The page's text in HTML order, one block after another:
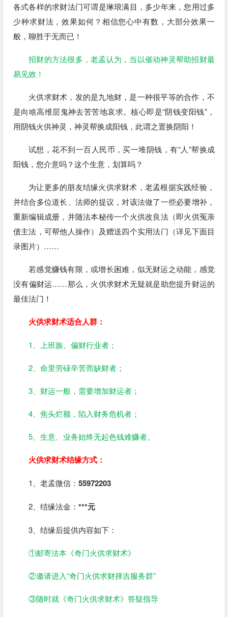
各式各样的求财法门可谓是琳琅满目，多少年来，您用过多
少种求财法，效果如何？相信您心中有数，大部分效果一
般，聊胜于无而已！
招财的方法很多，老孟认为，当以催动神灵帮助招财最
易见效！
火供求财术，发的是九地财，是一种很平等的合作，不
是向啥高维层鬼神去苦苦地哀求。核心即是“阴钱变阳钱”，
用阴钱火供神灵，神灵帮换成阳钱，此谓之置换阴阳！
试想，花不到一百人民币，买一堆阴钱，有“人”帮换成
阳钱，您介意吗？这个生意，划算吗？
为让更多的朋友结缘火供求财术，老孟根据实践经验，
并结合多位道长、法师的提议，对该法做了一些必要增补，
重新编辑成册，并随法本秘传一个火供改良法（即火供冤亲
债主法，可帮他人操作）及赠送四个实用法门（详见下面目
录图片）……
若感觉赚钱有限，或增长困难，似无财运之动能，感觉
没有偏财运……那么，火供求财术无疑就是助您提升财运的
最佳法门！
火供求财术适合人群：
1、上班族、偏财行业者；
2、命里劳碌辛苦而缺财者；
3、财运一般，需要增加财运者；
4、焦头烂额，陷入财务危机者；
5、生意、业务始终无起色钱难赚者。
火供求财术结缘方式：
1、老孟微信： 55972203
2、结缘法金： ***元
3、结缘后提供内容如下：
①邮寄法本《奇门火供求财术》
②邀请进入“奇门火供求财择吉服务群”
③随时就《奇门火供求财术》答疑指导